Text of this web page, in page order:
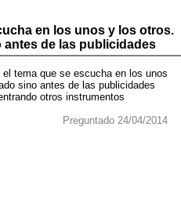
en los unos y los otros.
antes de las publicidades
tema que se escucha en los unos
sino antes de las publicidades
otros instrumentos
Preguntado 24/04/2014